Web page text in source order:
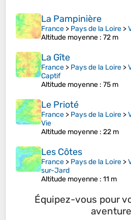
La Pampinière
France > Pays de la Loire >
Altitude moyenne : 72 m
La Gîte
France > Pays de la Loire >
Captif
Altitude moyenne : 75 m
Le Prioté
France > Pays de la Loire >
Vie
Altitude moyenne : 22 m
Les Côtes
France > Pays de la Loire >
sur-Jard
Altitude moyenne : 11 m
Équipez-vous pour